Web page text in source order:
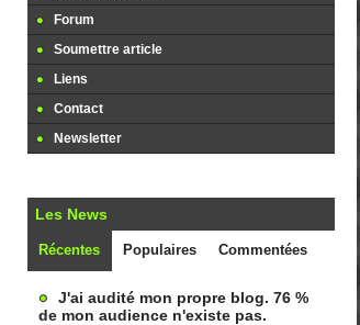
Forum
Soumettre article
Liens
Contact
Newsletter
Les News
Récentes Populaires Commentées
J'ai audité mon propre blog. 76 %
de mon audience n'existe pas.